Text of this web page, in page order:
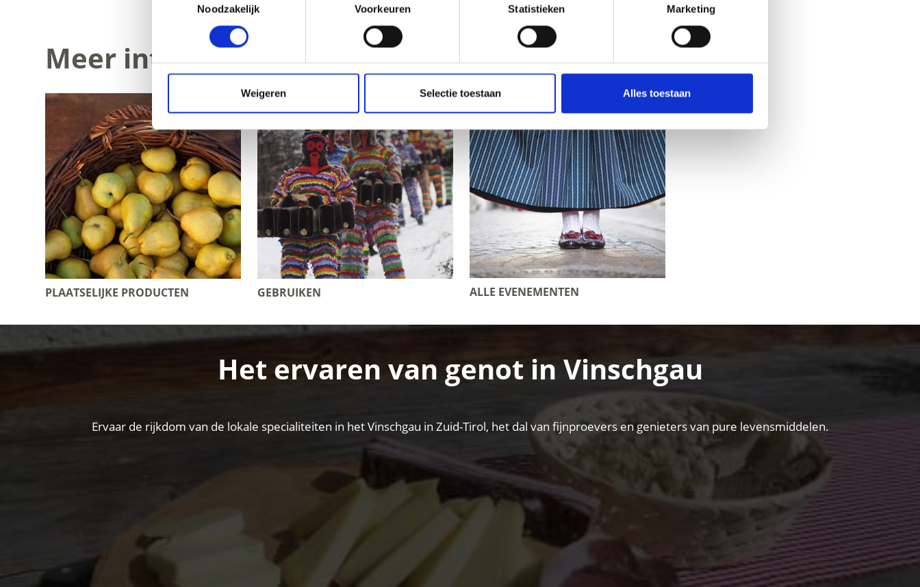
Noodzakelijk
Voorkeuren Statistieken Marketing
Weigeren Selectie toestaan Alles toestaan
Meer interessante links
PLAATSELIJKE PRODUCTEN GEBRUIKEN ALLE EVENEMENTEN
Het ervaren van genot in Vinschgau
Ervaar de rijkdom van de lokale specialiteiten in het Vinschgau in Zuid-Tirol, het dal van fijnproevers en genieters van pure levensmiddelen.